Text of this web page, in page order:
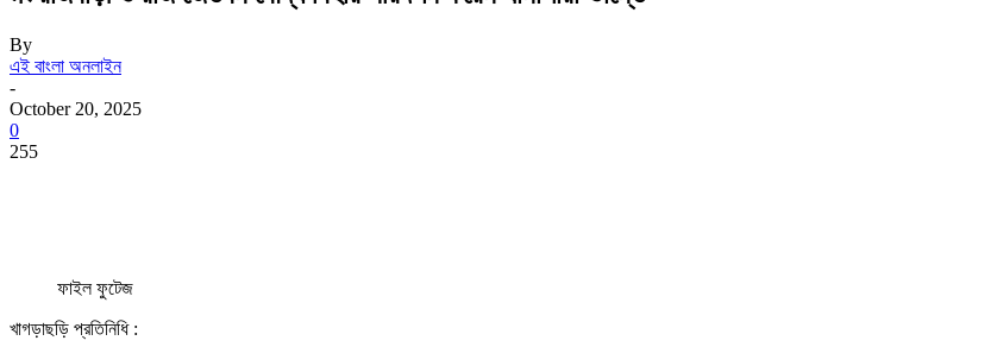
By
এই বাংলা অনলাইন
-
October 20, 2025
0
255
ফাইল ফুটেজ
খাগড়াছড়ি প্রতিনিধি :